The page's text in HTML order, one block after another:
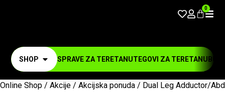
0
SHOP SPRAVE ZA TERETANUTEGOVI ZA TERETANU
Online Shop / Akcije / Akcijska ponuda / Dual Leg Adductor/